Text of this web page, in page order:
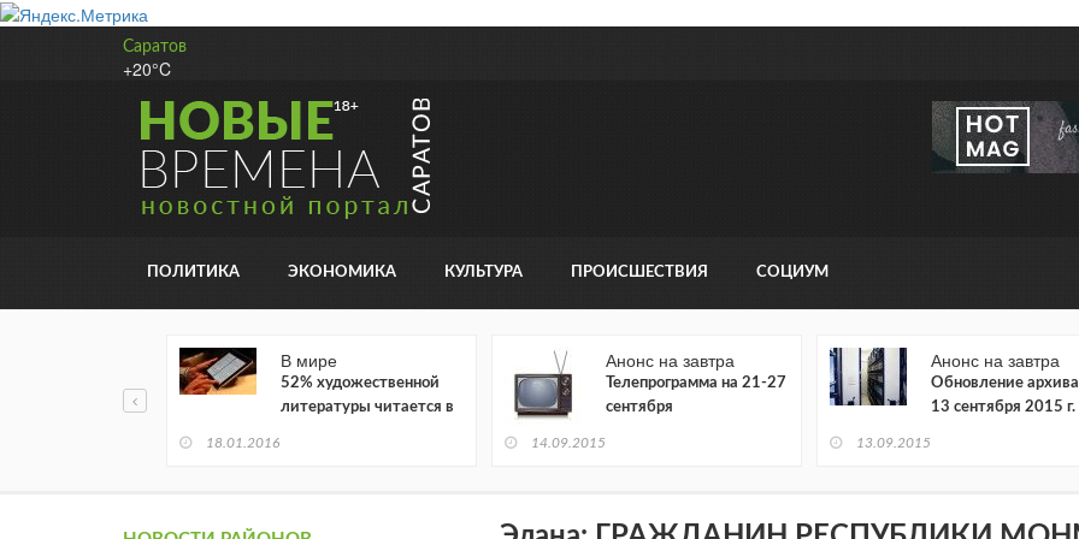
Саратов
+20°C
ПОЛИТИКА ЭКОНОМИКА КУЛЬТУРА ПРОИСШЕСТВИЯ СОЦИУМ
В мире
52% художественной
литературы читается в
18.01.2016
Анонс на завтра
Телепрограмма на 21-27
сентября
14.09.2015
Анонс на завтра
Обновление архива
13 сентября 2015 г.
13.09.2015